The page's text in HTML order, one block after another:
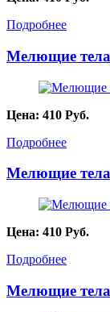
Подробнее
Мелющие
Цена: 410 Руб.
Подробнее
Мелющие
Цена: 410 Руб.
Подробнее
Мелющие